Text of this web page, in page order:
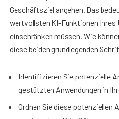
Geschäftsziel angehen. Das
wertvollsten KI-Funktionen Ihres
einschränken müssen. Wie
diese beiden grundlegenden
Identifizieren Sie potenzielle
gestützten Anwendungen in
Ordnen Sie diese potenziellen